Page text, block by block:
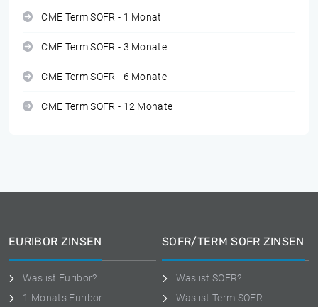
CME Term SOFR - 1 Monat
CME Term SOFR - 3 Monate
CME Term SOFR - 6 Monate
CME Term SOFR - 12 Monate
EURIBOR ZINSEN
Was ist Euribor?
1-Monats Euribor
SOFR/TERM SOFR ZINSEN
Was ist SOFR?
Was ist Term SOFR